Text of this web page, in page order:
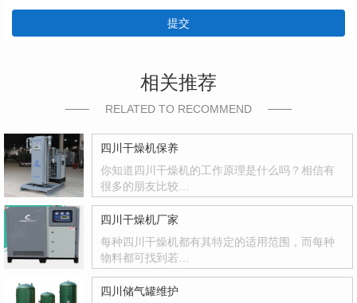
提交
相关推荐
RELATED TO RECOMMEND
四川干燥机保养
你知道四川干燥机的工作原理是什么吗？相信有
很多的朋友比较…
四川干燥机厂家
每种四川干燥机都有其特定的适用范围，而每种
物料都可找到若…
四川储气罐维护